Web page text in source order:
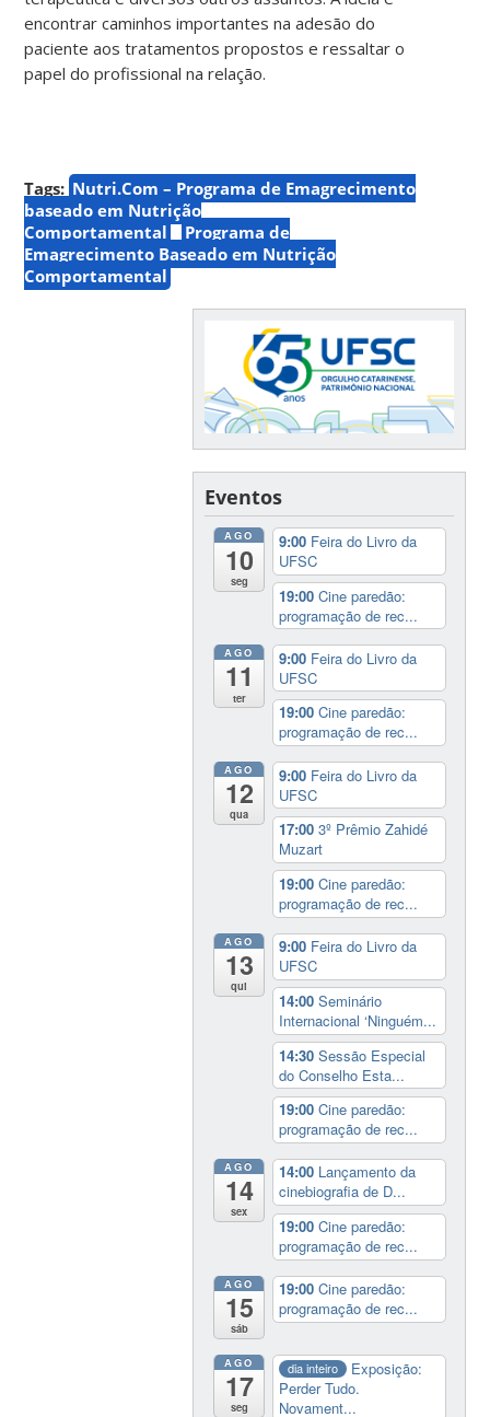
encontrar caminhos importantes na adesão do
paciente aos tratamentos propostos e ressaltar o
papel do profissional na relação.
Tags: Nutri.Com – Programa de Emagrecimento
baseado em Nutrição
Comportamental
Programa de
Emagrecimento Baseado em Nutrição
Comportamental
Eventos
AGO
10
seg
9:00 Feira do Livro da
UFSC
19:00Cine paredão:
programação de rec...
AGO
11
ter
9:00 Feira do Livro da
UFSC
19:00Cine paredão:
programação de rec...
AGO
12
qua
9:00 Feira do Livro da
UFSC
17:003º Prêmio Zahidé
Muzart
19:00Cine paredão:
programação de rec...
AGO
13
qui
9:00 Feira do Livro da
UFSC
14:00Seminário
Internacional ‘Ninguém...
14:30Sessão Especial
do Conselho Esta...
19:00Cine paredão:
programação de rec...
AGO
14
sex
14:00 Lançamento da
cinebiografia de D...
19:00Cine paredão:
programação de rec...
AGO
15
sáb
19:00Cine paredão:
programação de rec...
AGO
17
seg
dia inteiro
Exposição:
Perder Tudo.
Novament...